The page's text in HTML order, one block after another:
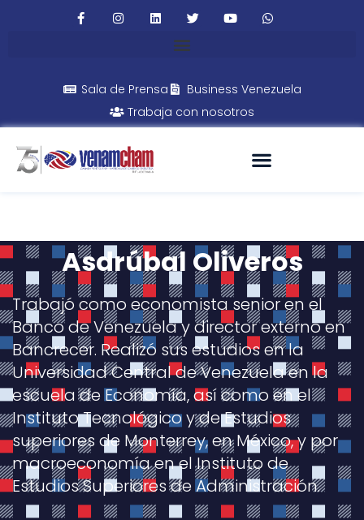
Sala de Prensa
Business Venezuela
Trabaja con nosotros
Asdrúbal Oliveros
Trabajó como economista senior en el
Banco de Venezuela y director externo en
Bancrecer. Realizó sus estudios en la
Universidad Central de Venezuela en la
escuela de Economía, así como en el
Instituto Tecnológico y de Estudios
superiores de Monterrey, en México, y por
macroeconomía en el Instituto de
Estudios Superiores de Administración.